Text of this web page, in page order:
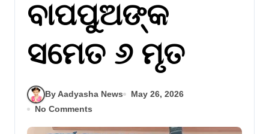
ବାପପୁଅଙ୍କ
ସମେତ ୬ ମୃତ
By Aadyasha News
May 26, 2026
No Comments